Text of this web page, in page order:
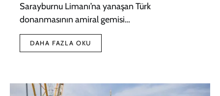
Sarayburnu Limanı’na yanaşan Türk
donanmasının amiral gemisi…
DAHA FAZLA OKU